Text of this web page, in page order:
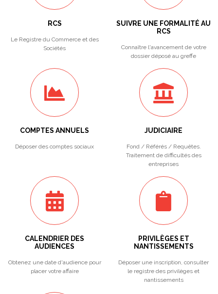
RCS
Le Registre du Commerce et des
Sociétés
SUIVRE UNE FORMALITÉ AU
RCS
Connaître l'avancement de votre
dossier déposé au greffe
COMPTES ANNUELS
Déposer des comptes sociaux
JUDICIAIRE
Fond / Référés / Requêtes.
Traitement de difficultés des
entreprises
CALENDRIER DES
AUDIENCES
Obtenez une date d'audience pour
placer votre affaire
PRIVILÈGES ET
NANTISSEMENTS
Déposer une inscription, consulter
le registre des privilèges et
nantissements